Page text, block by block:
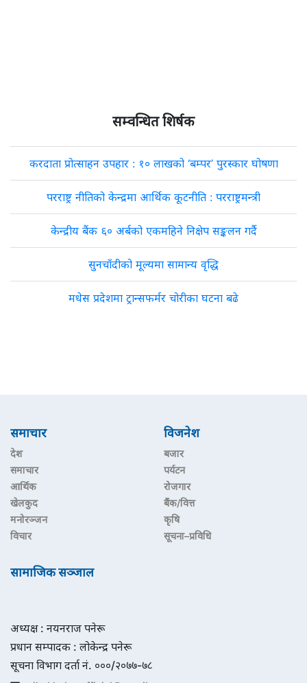
सम्वन्धित शिर्षक
करदाता प्रोत्साहन उपहार : १० लाखको ‘बम्पर’ पुरस्कार घोषणा
परराष्ट्र नीतिको केन्द्रमा आर्थिक कूटनीति : परराष्ट्रमन्त्री
केन्द्रीय बैंक ६० अर्बको एकमहिने निक्षेप सङ्कलन गर्दै
सुनचाँदीको मूल्यमा सामान्य वृद्धि
मधेस प्रदेशमा ट्रान्सफर्मर चोरीका घटना बढे
समाचार
देश
समाचार
आर्थिक
खेलकुद
मनोरञ्जन
विचार
विजनेश
बजार
पर्यटन
रोजगार
बैंक/वित्त
कृषि
सूचना–प्रविधि
सामाजिक सञ्जाल
अध्यक्ष : नयनराज पनेरू
प्रधान सम्पादक : लोकेन्द्र पनेरू
सूचना विभाग दर्ता नं. ०००/२०७७-७८